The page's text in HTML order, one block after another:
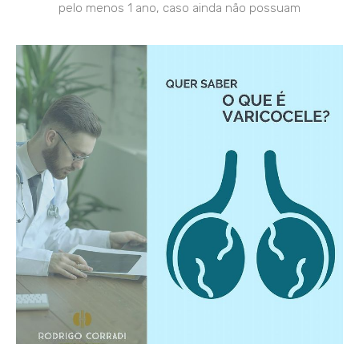
pelo menos 1 ano, caso ainda não possuam